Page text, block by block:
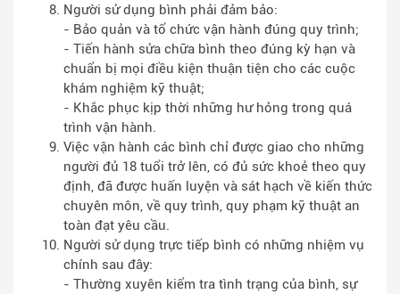
Người sử dụng bình phải đảm bảo:
- Bảo quản và tổ chức vận hành đúng quy trình;
- Tiến hành sửa chữa bình theo đúng kỳ hạn và
chuẩn bị mọi điều kiện thuận tiện cho các cuộc
khám nghiệm kỹ thuật;
- Khắc phục kịp thời những hư hỏng trong quá
trình vận hành.
Việc vận hành các bình chỉ được giao cho những
người đủ 18 tuổi trở lên, có đủ sức khoẻ theo quy
định, đã được huấn luyện và sát hạch về kiến thức
chuyên môn, về quy trình, quy phạm kỹ thuật an
toàn đạt yêu cầu.
Người sử dụng trực tiếp bình có những nhiệm vụ
chính sau đây:
- Thường xuyên kiểm tra tình trạng của bình, sự